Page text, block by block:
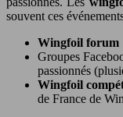
souvent ces
Wingfoil forum
Groupes
passionnés
Wingfoil
de France de